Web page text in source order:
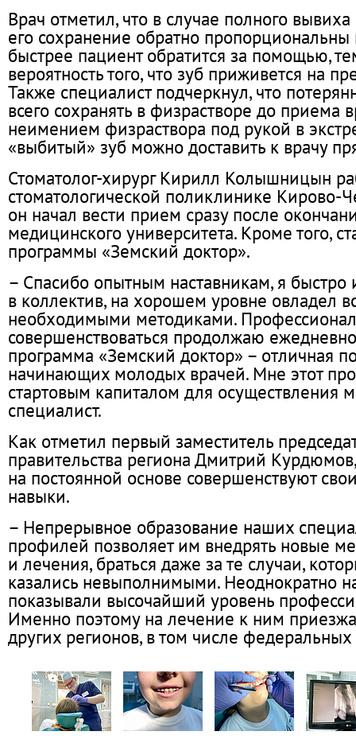
Врач отметил, что в случае полного
его сохранение обратно
быстрее пациент обратится за помощью,
вероятность того, что зуб приживется на
Также специалист подчеркнул, что
всего сохранять в физрастворе до приема
неимением физраствора под рукой в
«выбитый» зуб можно доставить к врачу
Стоматолог-хирург Кирилл Колышницын
стоматологической поликлинике Кирово-
он начал вести прием сразу после
медицинского университета. Кроме того,
программы «Земский доктор».
– Спасибо опытным наставникам, я быстро
в коллектив, на хорошем уровне овладел
необходимыми методиками.
совершенствоваться продолжаю
программа «Земский доктор» – отличная
начинающих молодых врачей. Мне этот
стартовым капиталом для осуществления
специалист.
Как отметил первый заместитель
правительства региона Дмитрий
на постоянной основе совершенствуют
навыки.
– Непрерывное образование наших
профилей позволяет им внедрять новые
и лечения, браться даже за те случаи,
казались невыполнимыми. Неоднократно
показывали высочайший уровень
Именно поэтому на лечение к ним
других регионов, в том числе федеральных